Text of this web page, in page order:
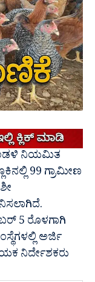
ನಿಯಮಿತ
99 ಗ್ರಾಮೀಣ
5 ರೊಳಗಾಗಿ
ಅರ್ಜಿ
ನಿರ್ದೇಶಕರು